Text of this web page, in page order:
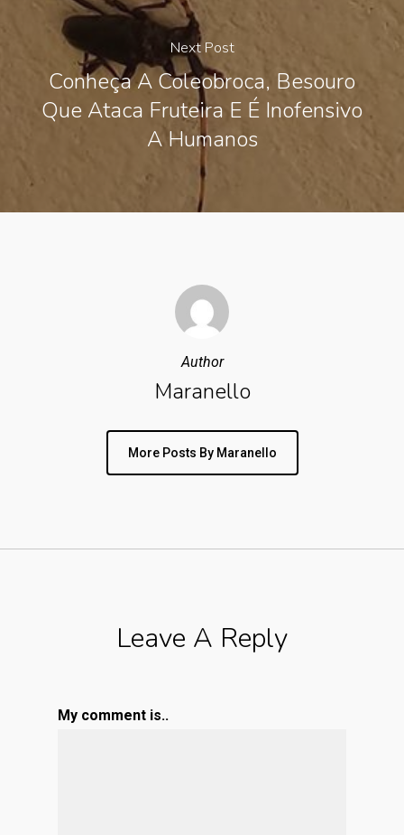
Next Post
Conheça A Coleobroca, Besouro
Que Ataca Fruteira E É Inofensivo
A Humanos
Author
Maranello
More Posts By Maranello
Leave A Reply
My comment is..